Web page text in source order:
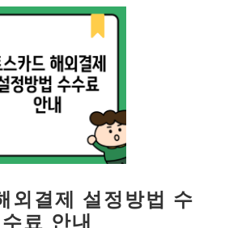
외결제 설정방법 수
수료 안내